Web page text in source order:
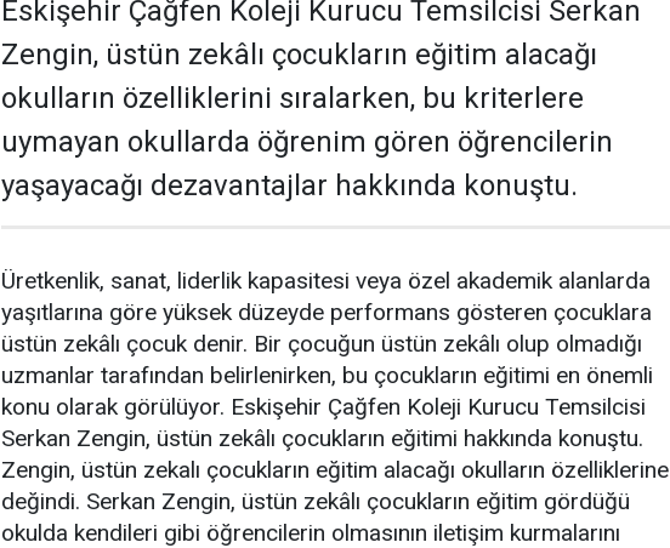
Eskişehir Çağfen Koleji Kurucu Temsilcisi Serkan
Zengin, üstün zekâlı çocukların eğitim alacağı
okulların özelliklerini sıralarken, bu kriterlere
uymayan okullarda öğrenim gören öğrencilerin
yaşayacağı dezavantajlar hakkında konuştu.
Üretkenlik, sanat, liderlik kapasitesi veya özel akademik alanlarda
yaşıtlarına göre yüksek düzeyde performans gösteren çocuklara
üstün zekâlı çocuk denir. Bir çocuğun üstün zekâlı olup olmadığı
uzmanlar tarafından belirlenirken, bu çocukların eğitimi en önemli
konu olarak görülüyor. Eskişehir Çağfen Koleji Kurucu Temsilcisi
Serkan Zengin, üstün zekâlı çocukların eğitimi hakkında konuştu.
Zengin, üstün zekalı çocukların eğitim alacağı okulların özelliklerine
değindi. Serkan Zengin, üstün zekâlı çocukların eğitim gördüğü
okulda kendileri gibi öğrencilerin olmasının iletişim kurmalarını